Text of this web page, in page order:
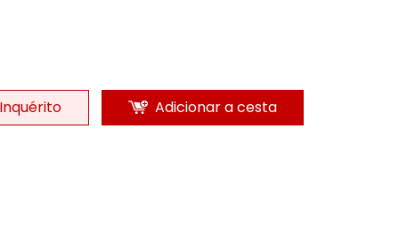
Inquérito Adicionar a cesta